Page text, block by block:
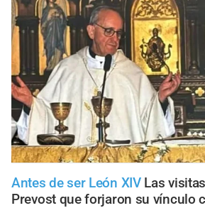
Antes de ser León XIV Las
Prevost que forjaron su vínculo